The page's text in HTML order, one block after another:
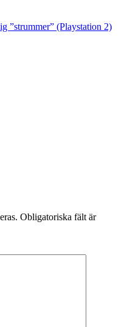
”strummer” (Playstation 2)
Obligatoriska fält är